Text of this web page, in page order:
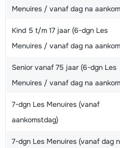
Menuires / vanaf dag na
Kind 5 t/m 17 jaar (6-dgn Les
Menuires / vanaf dag na
Senior vanaf 75 jaar (6-dgn Les
Menuires / vanaf dag na
7-dgn Les Menuires (vanaf
aankomstdag)
7-dgn Les Menuires (vanaf dag